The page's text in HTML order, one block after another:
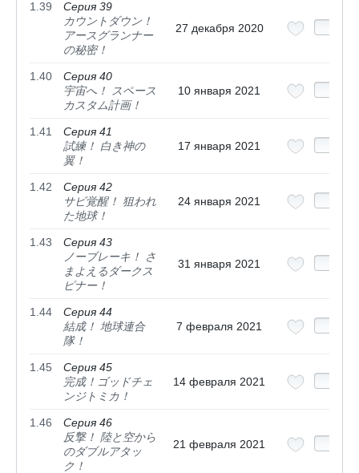
1.39
Серия 39
カウントダウン！
アースグランナー
の秘密！
27 декабря 2020
1.40
Серия 40
宇宙へ！ スペース
カスタム計画！
10 января 2021
1.41
Серия 41
試練！ 白き神の
翼！
17 января 2021
1.42
Серия 42
サビ覚醒！ 狙われ
た地球！
24 января 2021
1.43
Серия 43
ノーブレーキ！ さ
まよえるダークス
ピナー！
31 января 2021
1.44
Серия 44
結成！ 地球連合
隊！
7 февраля 2021
1.45
Серия 45
完成！ゴッドチェ
ンジトミカ！
14 февраля 2021
1.46
Серия 46
反撃！ 陸と空から
のダブルアタッ
ク！
21 февраля 2021